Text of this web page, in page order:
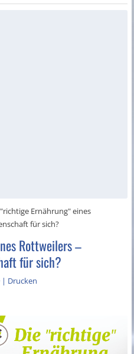
Ernährung" eines
für sich?
Rottweilers –
für sich?
| Drucken